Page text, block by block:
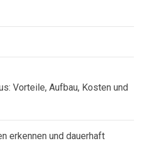
Vorteile, Aufbau, Kosten und
erkennen und dauerhaft